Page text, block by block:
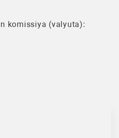
komissiya (valyuta):